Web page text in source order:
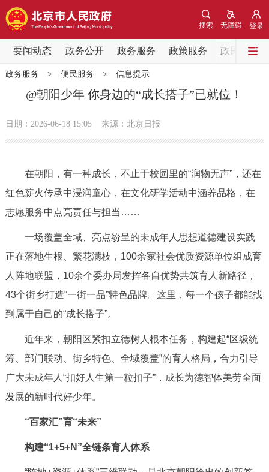
登录
无障碍
搜索
要闻动态 政务公开 政务服务 政策服务 政民互动
要闻动态
党中央精神 国务院信息
政务公开
市领导 机构职能
专题公开
政务服务
个人服务 法人服务 部门服务
便民服务 利企服务 投资项目
中介服务
政民互动
政务服务 > 便民服务 > 信息提示
@朝阳少年 你身边的“成长搭子”已就位！
日期：2026-06-18 15:05 来源：北京日报
在朝阳，有一种成长， 不止于校园里的“润物无声”， 还在
红色薪火传承中浸润童心， 在文化研学活动中涵养品格， 在
志愿服务中点亮责任与担当 ……
一场覆盖全域、亮点纷呈的未成年人思想道德建设实践
正在落地生根、繁花满枝， 100余家社会优质资源单位组成育
人阵地联盟， 10余个委办局发挥各自优势共筑育人新路径，
43个街乡打造“一街一品”特色品牌。 这里，每一个孩子都能找
到属于自己的“成长搭子”。
近年来，朝阳区紧扣立德树人根本任务，构建起“区级统
筹、部门联动、街乡特色、全域覆盖”的育人格局，合力引导
广大未成年人“扣好人生第一粒扣子”，成长为德智体美劳全面
发展的新时代好少年。
“百家汇”育“未来”
构建“1+5+N”全链条育人体系